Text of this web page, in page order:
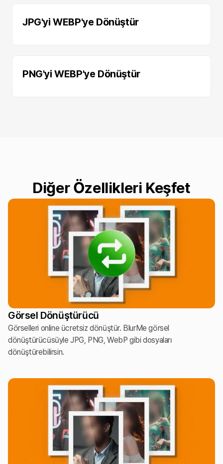
JPG'yi WEBP'ye Dönüştür
PNG'yi WEBP'ye Dönüştür
Diğer Özellikleri Keşfet
Görsel Dönüştürücü
Görselleri online ücretsiz dönüştür. BlurMe görsel
dönüştürücüsüyle JPG, PNG, WebP gibi dosyaları
dönüştürebilirsin.